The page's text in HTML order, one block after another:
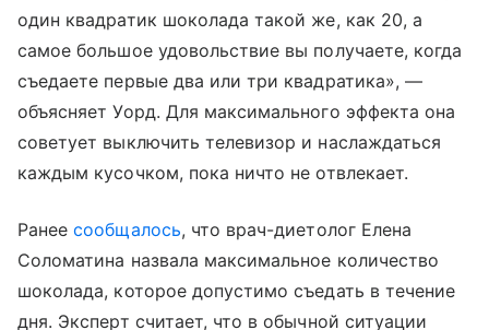
один квадратик шоколада такой же, как 20, а
самое большое удовольствие вы получаете, когда
съедаете первые два или три квадратика», —
объясняет Уорд. Для максимального эффекта она
советует выключить телевизор и наслаждаться
каждым кусочком, пока ничто не отвлекает.
Ранеесообщалось, что врач-диетолог Елена
Соломатина назвала максимальное количество
шоколада, которое допустимо съедать в течение
дня. Эксперт считает, что в обычной ситуации